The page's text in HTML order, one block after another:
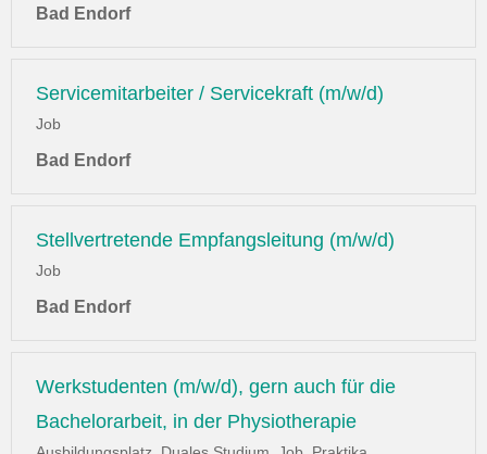
Bad Endorf
Servicemitarbeiter / Servicekraft (m/w/d)
Job
Bad Endorf
Stellvertretende Empfangsleitung (m/w/d)
Job
Bad Endorf
Werkstudenten (m/w/d), gern auch für die
Bachelorarbeit, in der Physiotherapie